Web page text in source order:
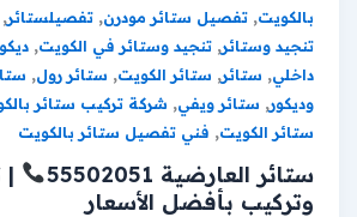
بالكويت,تفصيل ستائر مودرن,تفصيلستائر,
تنجيد وستائر,تنجيد وستائر في الكويت,ديكور
داخلي, ستائر,ستائر الكويت,ستائر رول,
وديكور,ستائر ويفي, شركة تركيب ستائر
ستائر الكويت,فني تفصيل ستائر بالكويت
ستائر العارضية 55502051
|
وتركيب بأفضل الأسعار